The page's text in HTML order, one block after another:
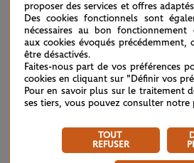
premier titre. Il se classe en
Lleyton Hewitt, champion à
mais juste après Michael Chang,
18 ans, 5 mois et 7 jours.
Au terme d’une semaine qui n’a
repos, il a su montrer toute sa
lorsqu’il était mené d’une
proposer des services et offres
Des cookies fonctionnels sont
nécessaires au bon fonctionnement
aux cookies évoqués précédemment,
être désactivés.
Faites-nous part de vos préférences
cookies en cliquant sur "Définir vos
Pour en savoir plus sur le traitement
ses tiers, vous pouvez consulter notre
TOUT
REFUSER